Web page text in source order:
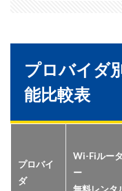
プロバイダ
能比較表
プロバイ
ダ
Wi-Fiルータ
ー
無料レンタ